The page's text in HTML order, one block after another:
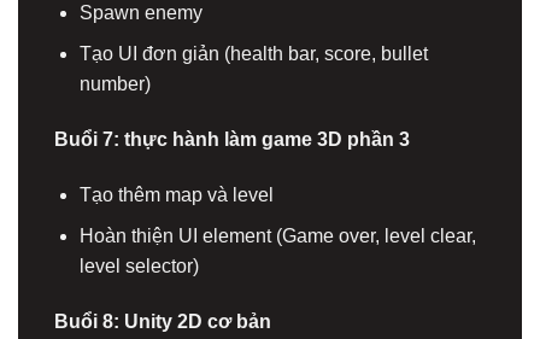
Spawn enemy
Tạo UI đơn giản (health bar, score, bullet
number)
Buổi 7: thực hành làm game 3D phần 3
Tạo thêm map và level
Hoàn thiện UI element (Game over, level clear,
level selector)
Buổi 8: Unity 2D cơ bản